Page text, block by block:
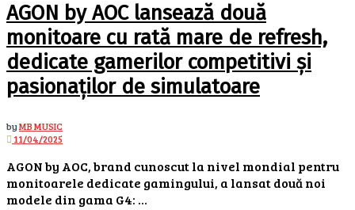
AGON by AOC lansează două
monitoare cu rată mare de refresh,
dedicate gamerilor competitivi și
pasionaților de simulatoare
byMB MUSIC
11/04/2025
AGON by AOC, brand cunoscut la nivel mondial pentru
monitoarele dedicate gamingului, a lansat două noi
modele din gama G4: ...